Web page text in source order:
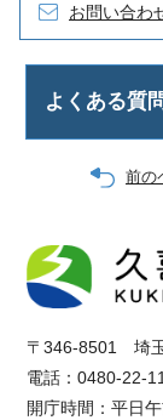
お問い合わ
よくある質
前の
〒346-8501 埼
電話：0480-22-
開庁時間：平日